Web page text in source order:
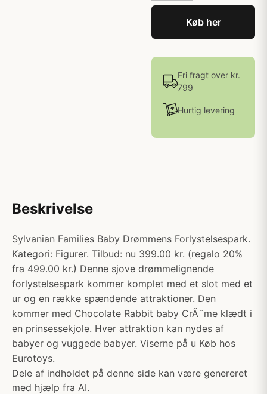
Køb her
Fri fragt over kr.
799
Hurtig levering
Beskrivelse
Sylvanian Families Baby Drømmens Forlystelsespark.
Kategori: Figurer. Tilbud: nu 399.00 kr. (regalo 20%
fra 499.00 kr.) Denne sjove drømmelignende
forlystelsespark kommer komplet med et slot med et
ur og en række spændende attraktioner. Den
kommer med Chocolate Rabbit baby CrÃ¨me klædt i
en prinsessekjole. Hver attraktion kan nydes af
babyer og vuggede babyer. Viserne på u Køb hos
Eurotoys.
Dele af indholdet på denne side kan være genereret
med hjælp fra AI.